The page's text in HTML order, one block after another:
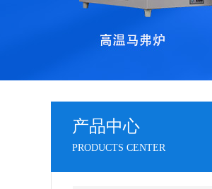
产品中心
PRODUCTS CENTER